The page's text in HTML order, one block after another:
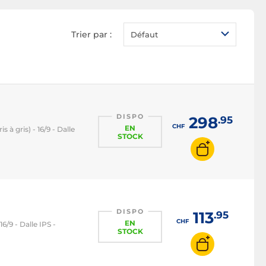
Ecran PC OLED
Écran PC 22 pouces
Écran PC 27 pouces
Ecran PC 32/9
Ecran PC 100 Hz
Trier par : Défaut
à gris) - 16/9 - Dalle
DISPO
EN
STOCK
CHF298.95
9 - Dalle IPS -
DISPO
EN
STOCK
CHF113.95